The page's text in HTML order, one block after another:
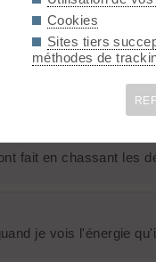
fait en chassant les
je vois l'énergie
Cookies
Sites tiers
méthodes de